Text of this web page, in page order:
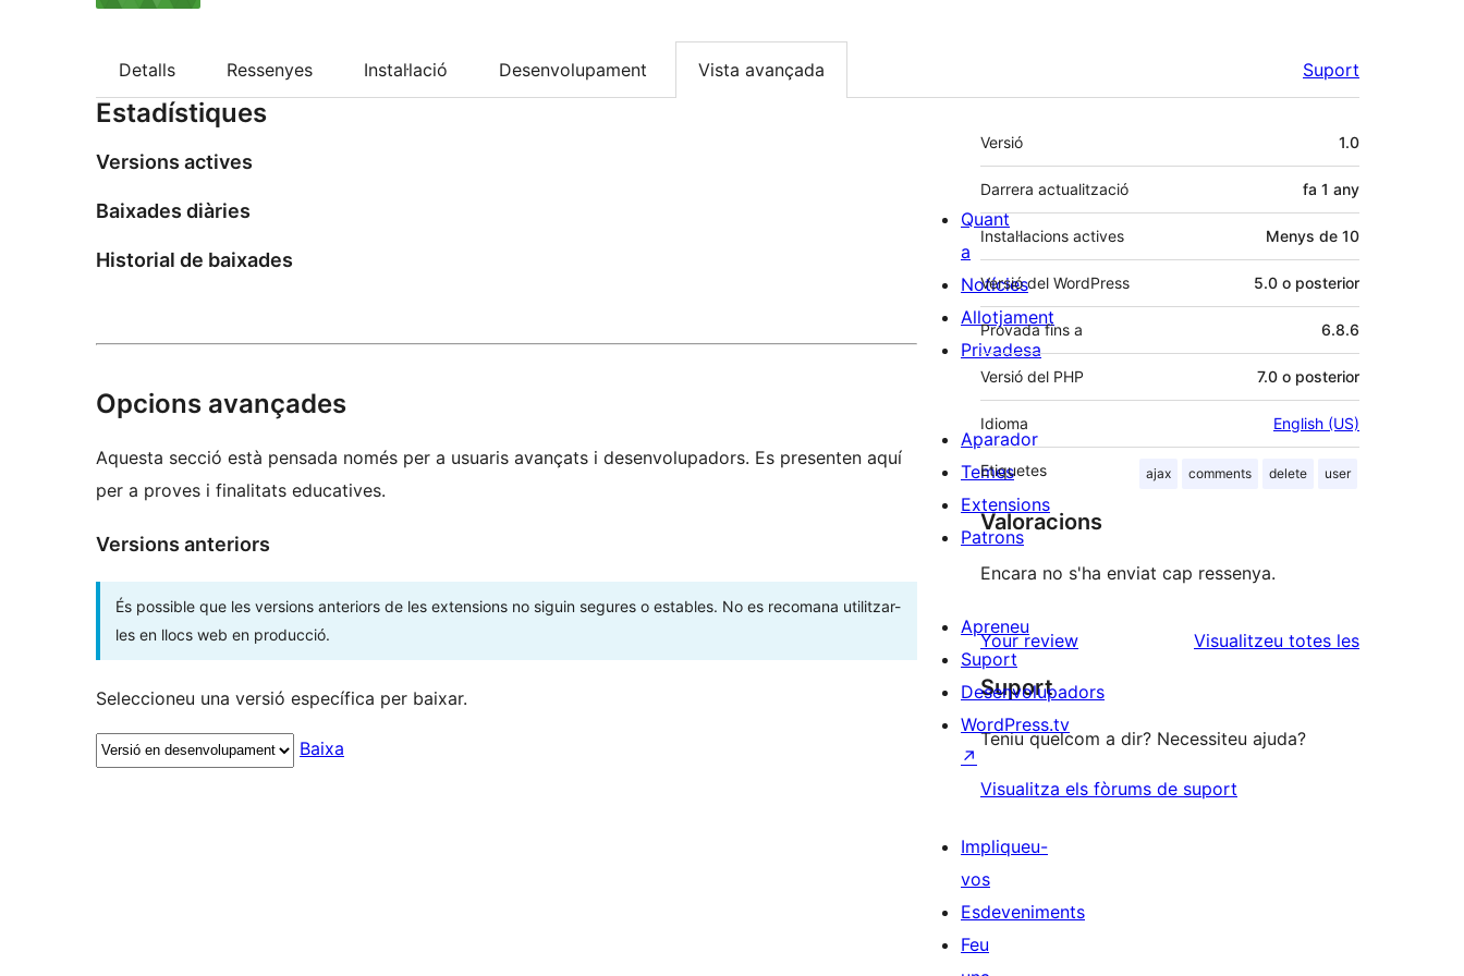
Detalls Ressenyes Instal·lació Desenvolupament Vista avançada Suport
Estadístiques
Versions actives
Baixades diàries
Historial de baixades
Opcions avançades
Aquesta secció està pensada només per a usuaris avançats i desenvolupadors. Es presenten aquí
per a proves i finalitats educatives.
Versions anteriors
És possible que les versions anteriors de les extensions no siguin segures o estables. No es recomana utilitzar-
les en llocs web en producció.
Seleccioneu una versió específica per baixar.
Baixa
Meta
Versió 1.0
Darrera actualització fa 1 any
Instal·lacions actives Menys de 10
Versió del WordPress 5.0 o posterior
Provada fins a 6.8.6
Versió del PHP 7.0 o posterior
Idioma English (US)
Etiquetes ajax comments delete user
Valoracions
Encara no s'ha enviat cap ressenya.
Your review Visualitzeu totes lesressenyes
Suport
Teniu quelcom a dir? Necessiteu ajuda?
Visualitza els fòrums de suport
Quant
a
Notícies
Allotjament
Privadesa
Aparador
Temes
Extensions
Patrons
Apreneu
Suport
Desenvolupadors
WordPress.tv
↗
Impliqueu-
vos
Esdeveniments
Feu